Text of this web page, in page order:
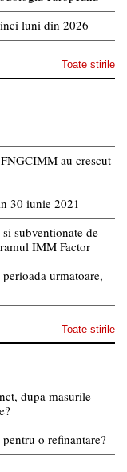
luni din 2026
Toate stirile
au crescut
30 iunie 2021
subventionate de
IMM Factor
urmatoare,
Toate stirile
dupa masurile
o refinantare?